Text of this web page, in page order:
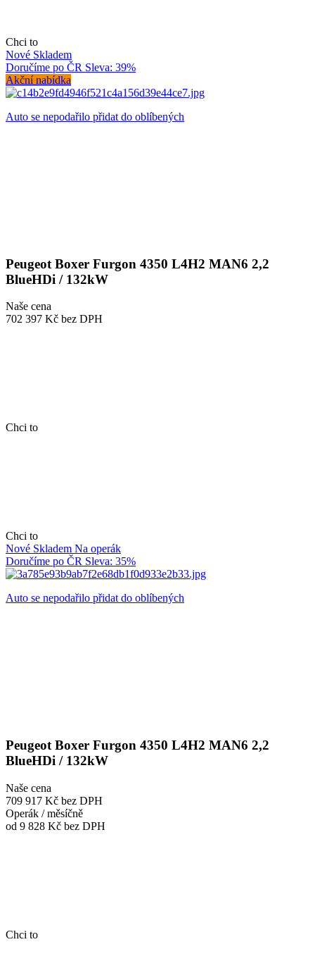
Chci to
Nové Skladem
Doručíme po ČR Sleva: 39%
Akční nabídka
Auto se nepodařilo přidat do oblíbených
Peugeot Boxer Furgon 4350 L4H2 MAN6 2,2
BlueHDi / 132kW
Naše cena
702 397 Kč bez DPH
Chci to
Chci to
Nové Skladem Na operák
Doručíme po ČR Sleva: 35%
Auto se nepodařilo přidat do oblíbených
Peugeot Boxer Furgon 4350 L4H2 MAN6 2,2
BlueHDi / 132kW
Naše cena
709 917 Kč bez DPH
Operák / měsíčně
od 9 828 Kč bez DPH
Chci to